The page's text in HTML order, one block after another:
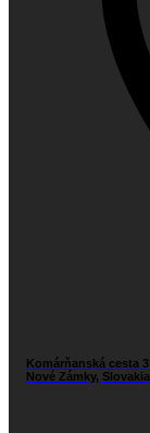
Komárňanská cesta 3
Nové Zámky, Slovakia